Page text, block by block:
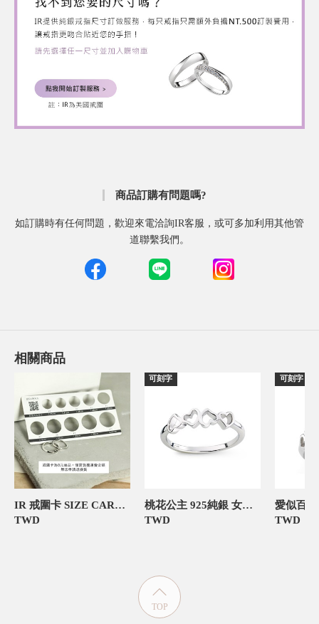
商品訂購有問題嗎?
如訂購時有任何問題，歡迎來電洽詢IR客服，或可多加利用其他管
道聯繫我們。
相關商品
IR 戒圍卡 SIZE CARD 飾品禮物包裝
TWD
可刻字
桃花公主 925純銀 女款戒指
TWD
可刻字
TWD
TOP